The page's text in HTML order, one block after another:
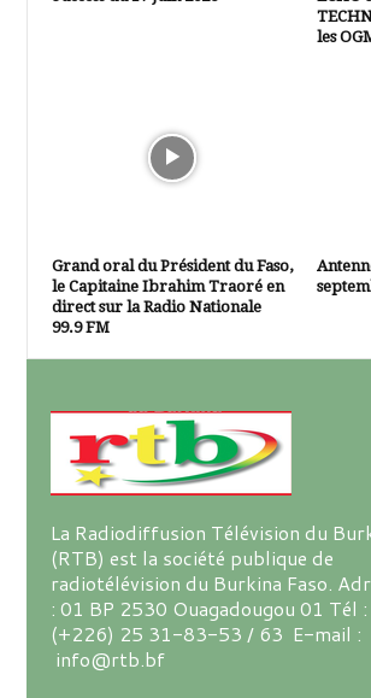
les
Grand oral du Président du Faso,
le Capitaine Ibrahim Traoré en
direct sur la Radio Nationale
99.9 FM
La Radiodiffusion Télévision du
(RTB) est la société publique de
radiotélévision du Burkina Faso.
: 01 BP 2530 Ouagadougou 01 Tél :
(+226) 25 31-83-53 / 63 E-mail :
info@rtb.bf